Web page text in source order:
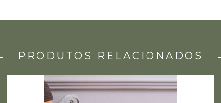
PRODUTOS RELACIONADOS